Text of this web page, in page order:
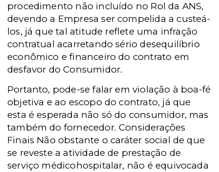
procedimento não incluído no Rol da ANS,
devendo a Empresa ser compelida a custeá-
los, já que tal atitude reflete uma infração
contratual acarretando sério desequilíbrio
econômico e financeiro do contrato em
desfavor do Consumidor.
Portanto, pode-se falar em violação à boa-fé
objetiva e ao escopo do contrato, já que
esta é esperada não só do consumidor, mas
também do fornecedor. Considerações
Finais Não obstante o caráter social de que
se reveste a atividade de prestação de
serviço médicohospitalar, não é equivocada